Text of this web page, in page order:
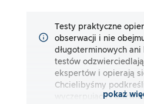
Testy praktyczne
obserwacji i nie
długoterminowych
testów
ekspertów i opierają
Chcielibyśmy
wyczerpujące ipokaż